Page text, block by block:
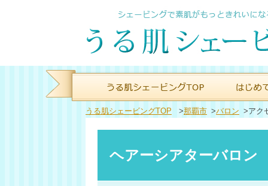
うる肌シェービングTOP >那覇市 >バロン >アク
ヘアーシアターバロン